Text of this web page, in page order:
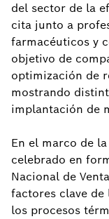
del sector de la
cita junto a
farmacéuticos y
objetivo de
optimización de
mostrando
implantación de
En el marco de
celebrado en
Nacional de
factores clave de
los procesos